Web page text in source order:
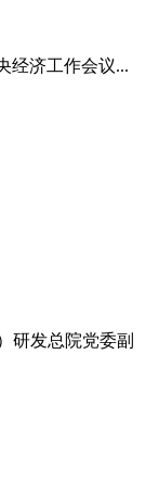
经济工作会议...
研发总院党委副